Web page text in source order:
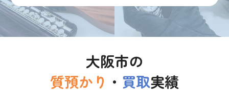
大阪市の
質預かり ・ 買取実績